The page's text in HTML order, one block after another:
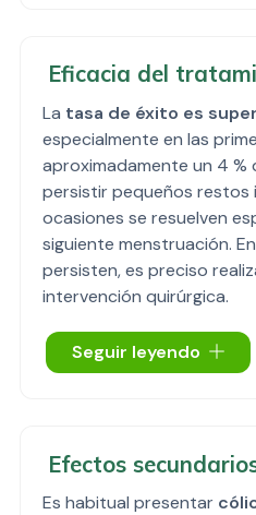
Eficacia del
La tasa de éxito es
especialmente en las
aproximadamente un 4 %
persistir pequeños restos
ocasiones se resuelven
siguiente menstruación.
persisten, es preciso
intervención quirúrgica.
En un1 % de los casos , el
no ser efectivoy el
por lo que se deberá
correspondiente.
Seguir leyendo
Efectos
Es habitual presentar